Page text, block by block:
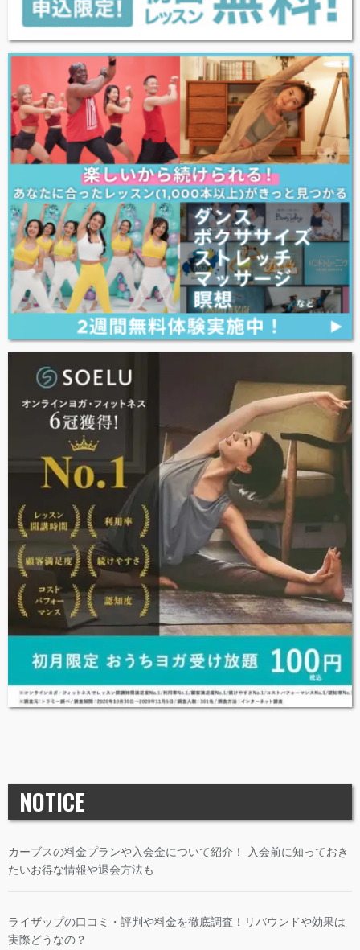
NOTICE
カーブスの料金プランや入会金について紹介！ 入会前に知っておき
たいお得な情報や退会方法も
ライザップの口コミ・評判や料金を徹底調査！リバウンドや効果は
実際どうなの？